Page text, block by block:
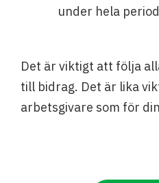
under hela
Det är viktigt att följa
till bidrag. Det är lika
arbetsgivare som för